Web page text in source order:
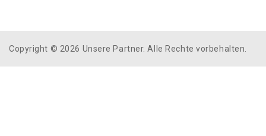
Copyright © 2026 Unsere Partner. Alle Rechte vorbehalten.